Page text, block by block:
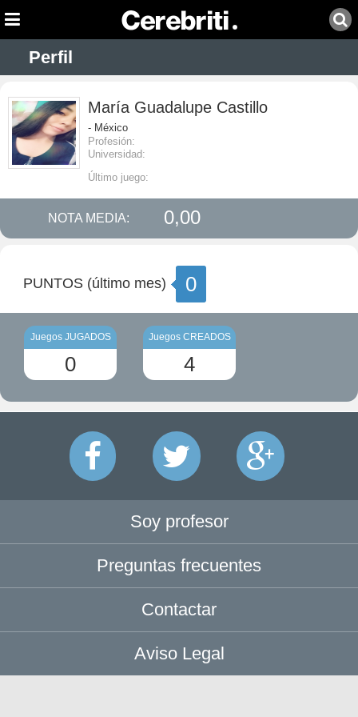
Perfil
María Guadalupe Castillo
- México
Profesión:
Universidad:
Último juego:
NOTA MEDIA: 0,00
PUNTOS (último mes) 0
Juegos JUGADOS
0
Juegos CREADOS
4
Soy profesor
Preguntas frecuentes
Contactar
Aviso Legal